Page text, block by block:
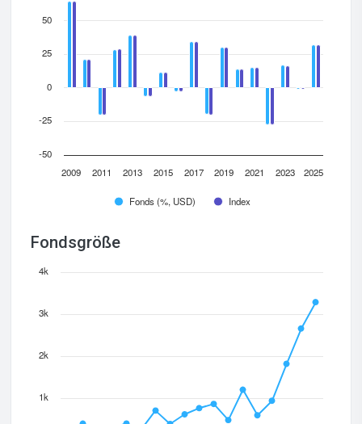
Fonds (%, USD) Index
2009 2011 2013 2015 2017 2019 2021 2023 2025
-50
-25
0
25
50
Fondsgröße
1k
2k
3k
4k